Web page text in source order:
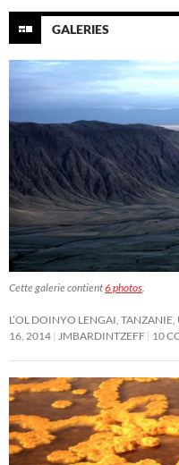
GALERIES
Cette galerie contient6 photos
L’OL DOINYO LENGAI,
16, 2014
JMBARDINTZEFF 10